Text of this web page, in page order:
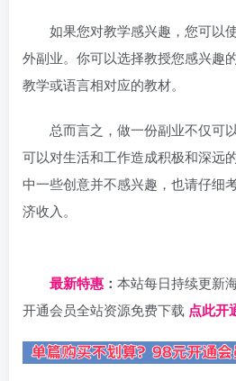
如果您对教学感兴趣，您可以
外副业。你可以选择教授您感兴趣
教学或语言相对应的教材。
总而言之，做一份副业不仅可
可以对生活和工作造成积极和深远
中一些创意并不感兴趣，也请仔细
济收入。
最新特惠 ： 本站每日持续更新
开通会员全站资源免费下载 点此开